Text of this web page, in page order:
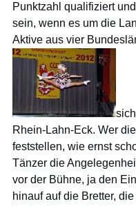
Punktzahl qualifiziert
sein, wenn es um die
Aktive aus vier
Rhein-Lahn-Eck. Wer
feststellen, wie ernst
Tänzer die
vor der Bühne, ja den
hinauf auf die Bretter,